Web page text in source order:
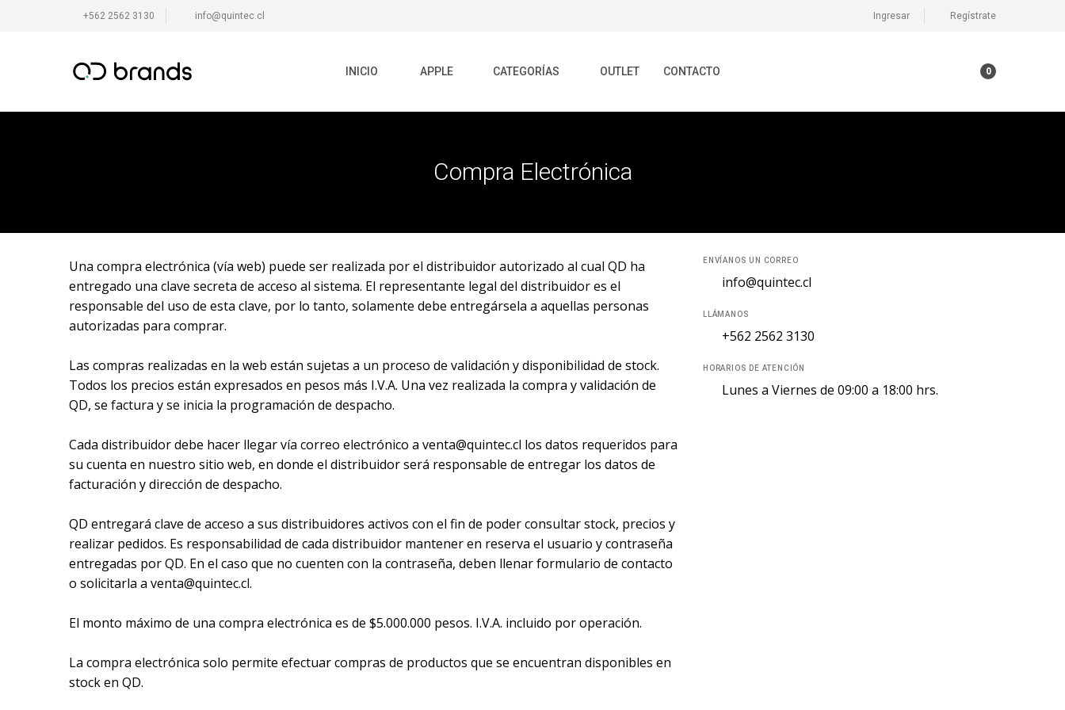
+562 2562 3130 info@quintec.cl Ingresar Regístrate
INICIO APPLE CATEGORÍAS OUTLET CONTACTO 0
Compra Electrónica
Una compra electrónica (vía web) puede ser realizada por el distribuidor autorizado al cual QD ha
entregado una clave secreta de acceso al sistema. El representante legal del distribuidor es el
responsable del uso de esta clave, por lo tanto, solamente debe entregársela a aquellas personas
autorizadas para comprar.
Las compras realizadas en la web están sujetas a un proceso de validación y disponibilidad de stock.
Todos los precios están expresados en pesos más I.V.A. Una vez realizada la compra y validación de
QD, se factura y se inicia la programación de despacho.
Cada distribuidor debe hacer llegar vía correo electrónico a venta@quintec.cl los datos requeridos para
su cuenta en nuestro sitio web, en donde el distribuidor será responsable de entregar los datos de
facturación y dirección de despacho.
QD entregará clave de acceso a sus distribuidores activos con el fin de poder consultar stock, precios y
realizar pedidos. Es responsabilidad de cada distribuidor mantener en reserva el usuario y contraseña
entregadas por QD. En el caso que no cuenten con la contraseña, deben llenar formulario de contacto
o solicitarla a venta@quintec.cl.
El monto máximo de una compra electrónica es de $5.000.000 pesos. I.V.A. incluido por operación.
La compra electrónica solo permite efectuar compras de productos que se encuentran disponibles en
stock en QD.
ENVÍANOS UN CORREO
info@quintec.cl
LLÁMANOS
+562 2562 3130
HORARIOS DE ATENCIÓN
Lunes a Viernes de 09:00 a 18:00 hrs.